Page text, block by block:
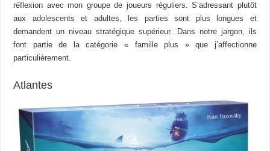
réflexion avec mon groupe de joueurs réguliers. S’adressant plutôt
aux adolescents et adultes, les parties sont plus longues et
demandent un niveau stratégique supérieur. Dans notre jargon, ils
font partie de la catégorie « famille plus » que j’affectionne
particulièrement.
Atlantes